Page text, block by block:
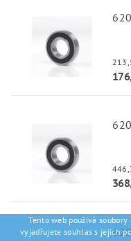
Tento web používá
vyjadřujete souhlas s jejich